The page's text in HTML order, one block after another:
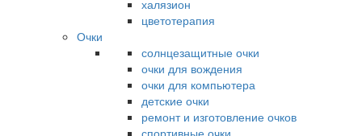
халязион
цветотерапия
Очки
солнцезащитные очки
очки для вождения
очки для компьютера
детские очки
ремонт и изготовление очков